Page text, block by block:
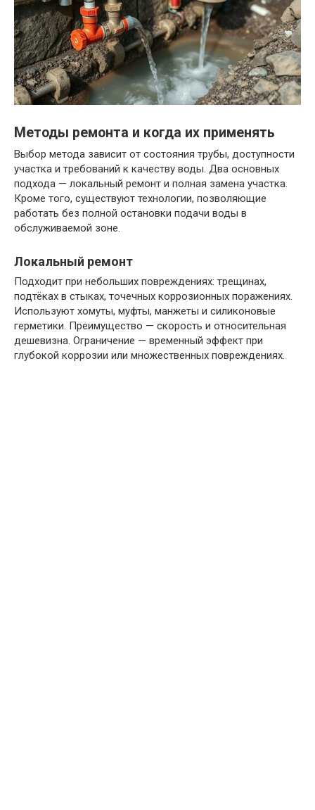
Методы ремонта и когда их применять
Выбор метода зависит от состояния трубы, доступности
участка и требований к качеству воды. Два основных
подхода — локальный ремонт и полная замена участка.
Кроме того, существуют технологии, позволяющие
работать без полной остановки подачи воды в
обслуживаемой зоне.
Локальный ремонт
Подходит при небольших повреждениях: трещинах,
подтёках в стыках, точечных коррозионных поражениях.
Используют хомуты, муфты, манжеты и силиконовые
герметики. Преимущество — скорость и относительная
дешевизна. Ограничение — временный эффект при
глубокой коррозии или множественных повреждениях.